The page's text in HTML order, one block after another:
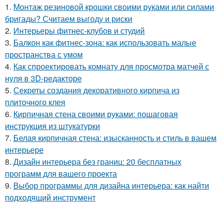
1. Монтаж резиновой крошки своими руками или силами
бригады? Считаем выгоду и риски
2. Интерьеры фитнес-клубов и студий
3. Балкон как фитнес-зона: как использовать малые
пространства с умом
4. Как спроектировать комнату для просмотра матчей с
нуля в 3D-редакторе
5. Секреты создания декоративного кирпича из
плиточного клея
6. Кирпичная стена своими руками: пошаговая
инструкция из штукатурки
7. Белая кирпичная стена: изысканность и стиль в вашем
интерьере
8. Дизайн интерьера без границ: 20 бесплатных
программ для вашего проекта
9. Выбор программы для дизайна интерьера: как найти
подходящий инструмент